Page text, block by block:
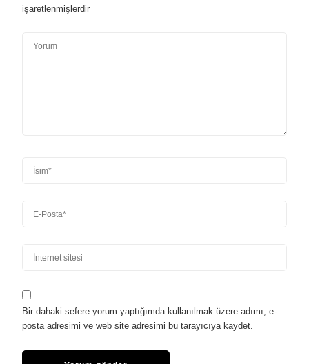
işaretlenmişlerdir
Bir dahaki sefere yorum yaptığımda kullanılmak üzere adımı, e-
posta adresimi ve web site adresimi bu tarayıcıya kaydet.